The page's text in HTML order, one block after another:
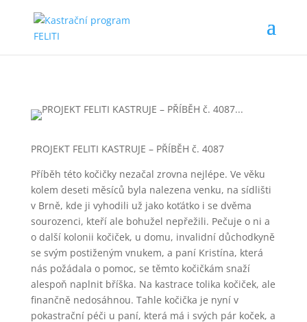
PROJEKT FELITI KASTRUJE – PŘÍBĚH č. 4087
Příběh této kočičky nezačal zrovna nejlépe. Ve věku
kolem deseti měsíců byla nalezena venku, na sídlišti
v Brně, kde ji vyhodili už jako koťátko i se dvěma
sourozenci, kteří ale bohužel nepřežili. Pečuje o ni a
o další kolonii kočiček, u domu, invalidní důchodkyně
se svým postiženým vnukem, a paní Kristína, která
nás požádala o pomoc, se těmto kočičkám snaží
alespoň naplnit bříška. Na kastrace tolika kočiček, ale
finančně nedosáhnou. Tahle kočička je nyní v
pokastrační péči u paní, která má i svých pár koček, a